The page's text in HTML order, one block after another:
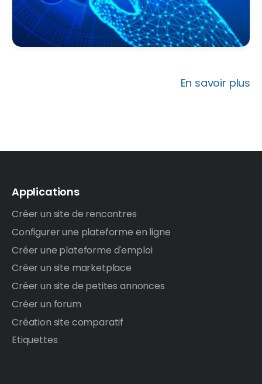
technologie d'entreprise
En savoir plus
Applications
Créer un site de rencontres
Configurer une plateforme en ligne
Créer une plateforme d'emploi
Créer un site marketplace
Créer un site de petites annonces
Créer un forum
Création site comparatif
Etiquettes